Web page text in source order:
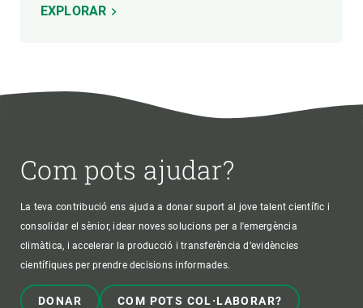
EXPLORAR
Com pots ajudar?
La teva contribució ens ajuda a donar suport al jove talent científic i
consolidar el sènior, idear noves solucions per a l'emergència
climàtica, i accelerar la producció i transferència d’evidències
científiques per prendre decisions informades.
DONAR COM POTS COL·LABORAR?